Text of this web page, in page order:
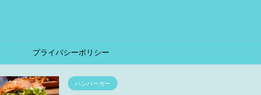
プライバシーポリシー
ハンバーガー